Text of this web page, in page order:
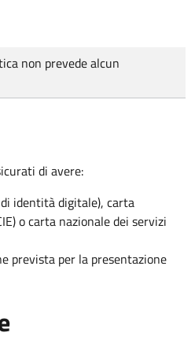
non prevede alcun
di avere:
identità digitale), carta
o carta nazionale dei servizi
prevista per la presentazione